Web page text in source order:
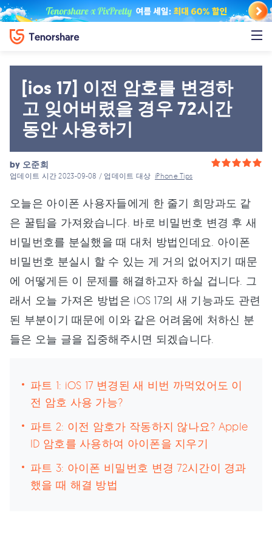
[ios 17] 이전 암호를 변경하
고 잊어버렸을 경우 72시간
동안 사용하기
by 오준희
업데이트 시간 2023-09-08 / 업데이트 대상iPhone Tips
오늘은 아이폰 사용자들에게 한 줄기 희망과도 같
은 꿀팁을 가져왔습니다. 바로 비밀번호 변경 후 새
비밀번호를 분실했을 때 대처 방법인데요. 아이폰
비밀번호 분실시 할 수 있는 게 거의 없어지기 때문
에 어떻게든 이 문제를 해결하고자 하실 겁니다. 그
래서 오늘 가져온 방법은 iOS 17의 새 기능과도 관련
된 부분이기 때문에 이와 같은 어려움에 처하신 분
들은 오늘 글을 집중해주시면 되겠습니다.
파트 1: iOS 17 변경된 새 비번 까먹었어도 이
전 암호 사용 가능?
파트 2: 이전 암호가 작동하지 않나요? Apple
ID 암호를 사용하여 아이폰을 지우기
파트 3: 아이폰 비밀번호 변경 72시간이 경과
했을 때 해결 방법